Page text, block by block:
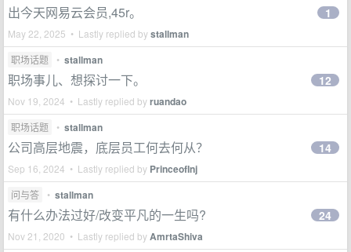
出今天网易云会员,45r。
May 22, 2025 • Lastly replied bystallman
1
职场话题 • stallman
职场事儿、想探讨一下。
Nov 19, 2024 • Lastly replied byruandao
12
职场话题 • stallman
公司高层地震，底层员工何去何从？
Sep 16, 2024 • Lastly replied by PrinceofInj
14
问与答 • stallman
有什么办法过好/改变平凡的一生吗?
Nov 21, 2020 • Lastly replied byAmrtaShiva
24